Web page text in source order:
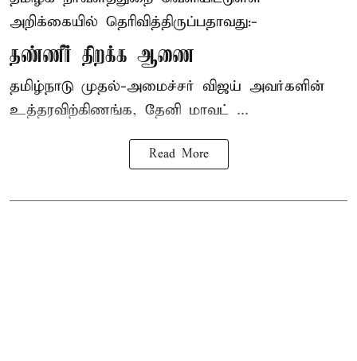
அறிக்கையில் தெரிவித்திருப்பதாவது:-
தண்ணீர் திறக்க ஆணை
தமிழ்நாடு முதல்-அமைச்சர் விஜய் அவர்களின்
உத்தரவிற்கிணங்க, தேனி மாவட் ...
Read More